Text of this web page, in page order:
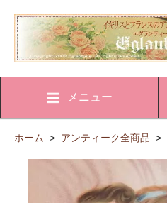
メニュー
ホーム > アンティーク全商品 >